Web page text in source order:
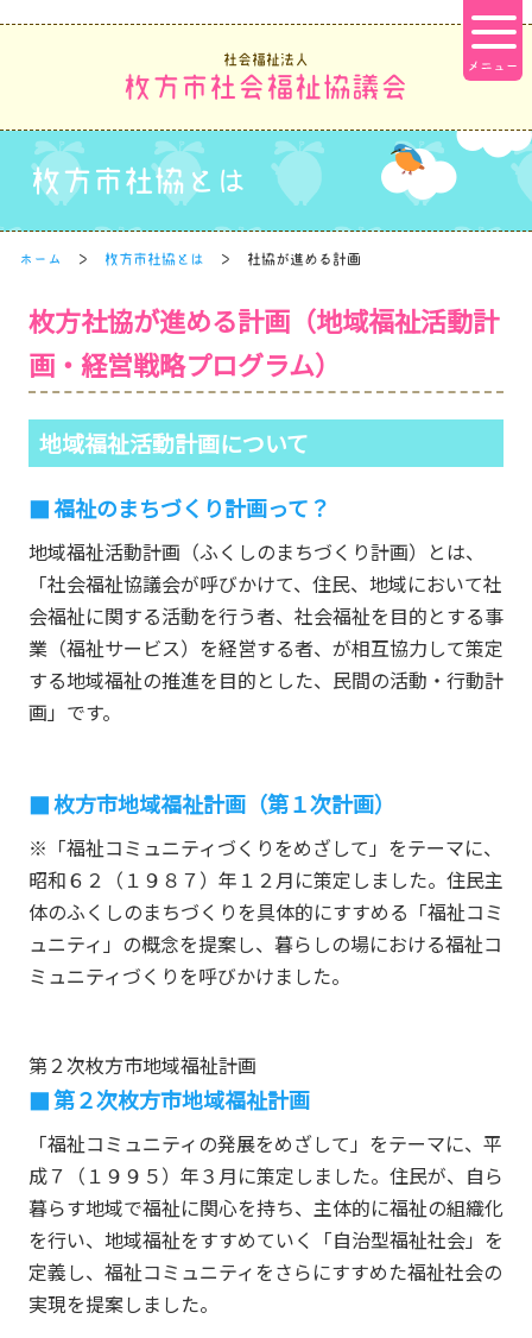
社会福祉法人
枚方市社会福祉協議会
枚方市社協とは
ホーム 枚方市社協とは 社協が進める計画
枚方社協が進める計画（地域福祉活動計
画・経営戦略プログラム）
地域福祉活動計画について
福祉のまちづくり計画って？
地域福祉活動計画（ふくしのまちづくり計画）とは、
「社会福祉協議会が呼びかけて、住民、地域において社
会福祉に関する活動を行う者、社会福祉を目的とする事
業（福祉サービス）を経営する者、が相互協力して策定
する地域福祉の推進を目的とした、民間の活動・行動計
画」です。
枚方市地域福祉計画（第１次計画）
※「福祉コミュニティづくりをめざして」をテーマに、
昭和６２（１９８７）年１２月に策定しました。住民主
体のふくしのまちづくりを具体的にすすめる「福祉コミ
ュニティ」の概念を提案し、暮らしの場における福祉コ
ミュニティづくりを呼びかけました。
第２次枚方市地域福祉計画
第２次枚方市地域福祉計画
「福祉コミュニティの発展をめざして」をテーマに、平
成７（１９９５）年３月に策定しました。住民が、自ら
暮らす地域で福祉に関心を持ち、主体的に福祉の組織化
を行い、地域福祉をすすめていく「自治型福祉社会」を
定義し、福祉コミュニティをさらにすすめた福祉社会の
実現を提案しました。